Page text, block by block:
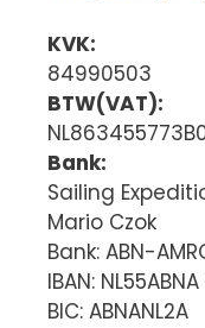
KVK:
84990503
BTW(VAT):
Bank:
Sailing
Mario Czok
Bank: ABN-
IBAN:
BIC: ABNANL2A